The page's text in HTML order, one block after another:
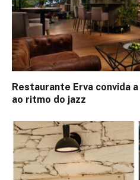
Restaurante Erva convida
ao ritmo do jazz